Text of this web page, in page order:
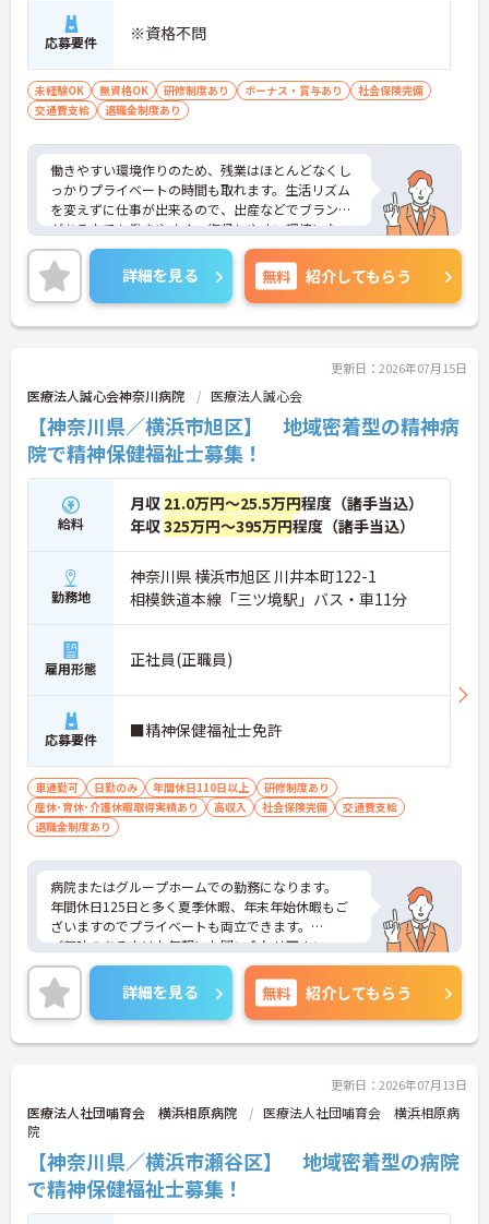
応募要件 ※資格不問
未経験OK 無資格OK 研修制度あり ボーナス・賞与あり
社会保険完備
交通費支給
退職金制度あり
働きやすい環境作りのため、残業はほとんどなくし
っかりプライベートの時間も取れます。生活リズム
を変えずに仕事が出来るので、出産などでブランク
がある方でも働きやすく、復帰しやすい環境になっ
ており、また子育てをしながら働くスタッフさんも
在籍しております！
詳細を見る 無料 紹介してもらう
更新日：2026年07月15日
医療法人誠心会神奈川病院 医療法人誠心会
【神奈川県／横浜市旭区】 地域密着型の精神病
院で精神保健福祉士募集！
給料
月収 21.0万円～25.5万円程度（諸手当込）
年収325万円～395万円程度（諸手当込）
勤務地
神奈川県 横浜市旭区 川井本町122-1
相模鉄道本線「三ツ境駅」バス・車11分
雇用形態 正社員(正職員)
応募要件 ■精神保健福祉士免許
車通勤可 日勤のみ 年間休日110日以上
研修制度あり
産休･育休･介護休暇取得実績あり
高収入 社会保険完備
交通費支給
退職金制度あり
病院またはグループホームでの勤務になります。
年間休日125日と多く夏季休暇、年末年始休暇もご
ざいますのでプライベートも両立できます。
ご興味のある方はお気軽にお問い合わせ下さい。
詳細を見る 無料 紹介してもらう
更新日：2026年07月13日
医療法人社団哺育会 横浜相原病院
医療法人社団哺育会 横浜相原病
院
【神奈川県／横浜市瀬谷区】 地域密着型の病院
で精神保健福祉士募集！